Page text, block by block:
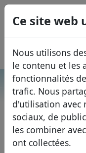
Ce site web
Nous utilisons
le contenu et les
fonctionnalités
trafic. Nous
d'utilisation avec
sociaux, de
les combiner
ont collectées.
Domaines
Base de
Domaines
Liste des prix
Recherche
USD
EUR
GBP
Eesti